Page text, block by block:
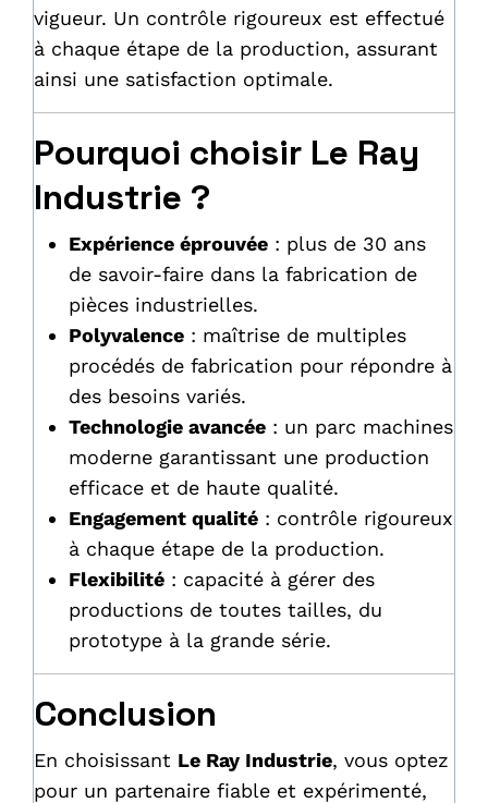
vigueur. Un contrôle rigoureux est effectué
à chaque étape de la production, assurant
ainsi une satisfaction optimale.
Pourquoi choisir Le Ray
Industrie ?
Expérience éprouvée : plus de 30 ans
de savoir-faire dans la fabrication de
pièces industrielles.
Polyvalence : maîtrise de multiples
procédés de fabrication pour répondre à
des besoins variés.
Technologie avancée : un parc machines
moderne garantissant une production
efficace et de haute qualité.
Engagement qualité : contrôle rigoureux
à chaque étape de la production.
Flexibilité : capacité à gérer des
productions de toutes tailles, du
prototype à la grande série.
Conclusion
En choisissant Le Ray Industrie, vous optez
pour un partenaire fiable et expérimenté,